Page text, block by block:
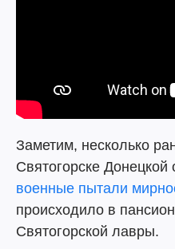
Заметим, несколько
Святогорске Донецкой
военные пытали
происходило в
Святогорской лавры.